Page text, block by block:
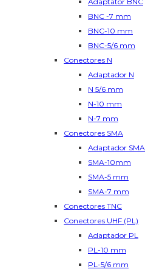
BNC -7 mm
BNC-10 mm
BNC-5/6 mm
Conectores N
Adaptador N
N 5/6 mm
N-10 mm
N-7 mm
Conectores SMA
Adaptador SMA
SMA-10mm
SMA-5 mm
SMA-7 mm
Conectores TNC
Conectores UHF (PL)
Adaptador PL
PL-10 mm
PL-5/6 mm